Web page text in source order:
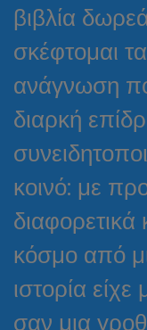
βιβλία
σκέφτομαι
ανάγνωση
διαρκή
κοινό: με
κόσμο από
ιστορία
σαν μια